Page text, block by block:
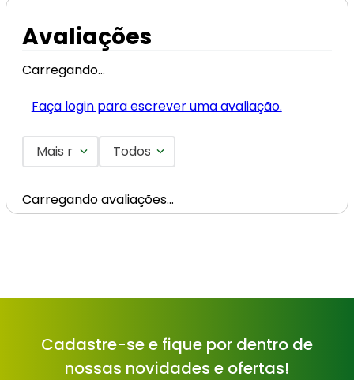
Avaliações
Carregando…
Faça login para escrever uma avaliação.
Mais recentesTodos
Carregando avaliações…
Cadastre-se e fique por dentro de
nossas novidades e ofertas!